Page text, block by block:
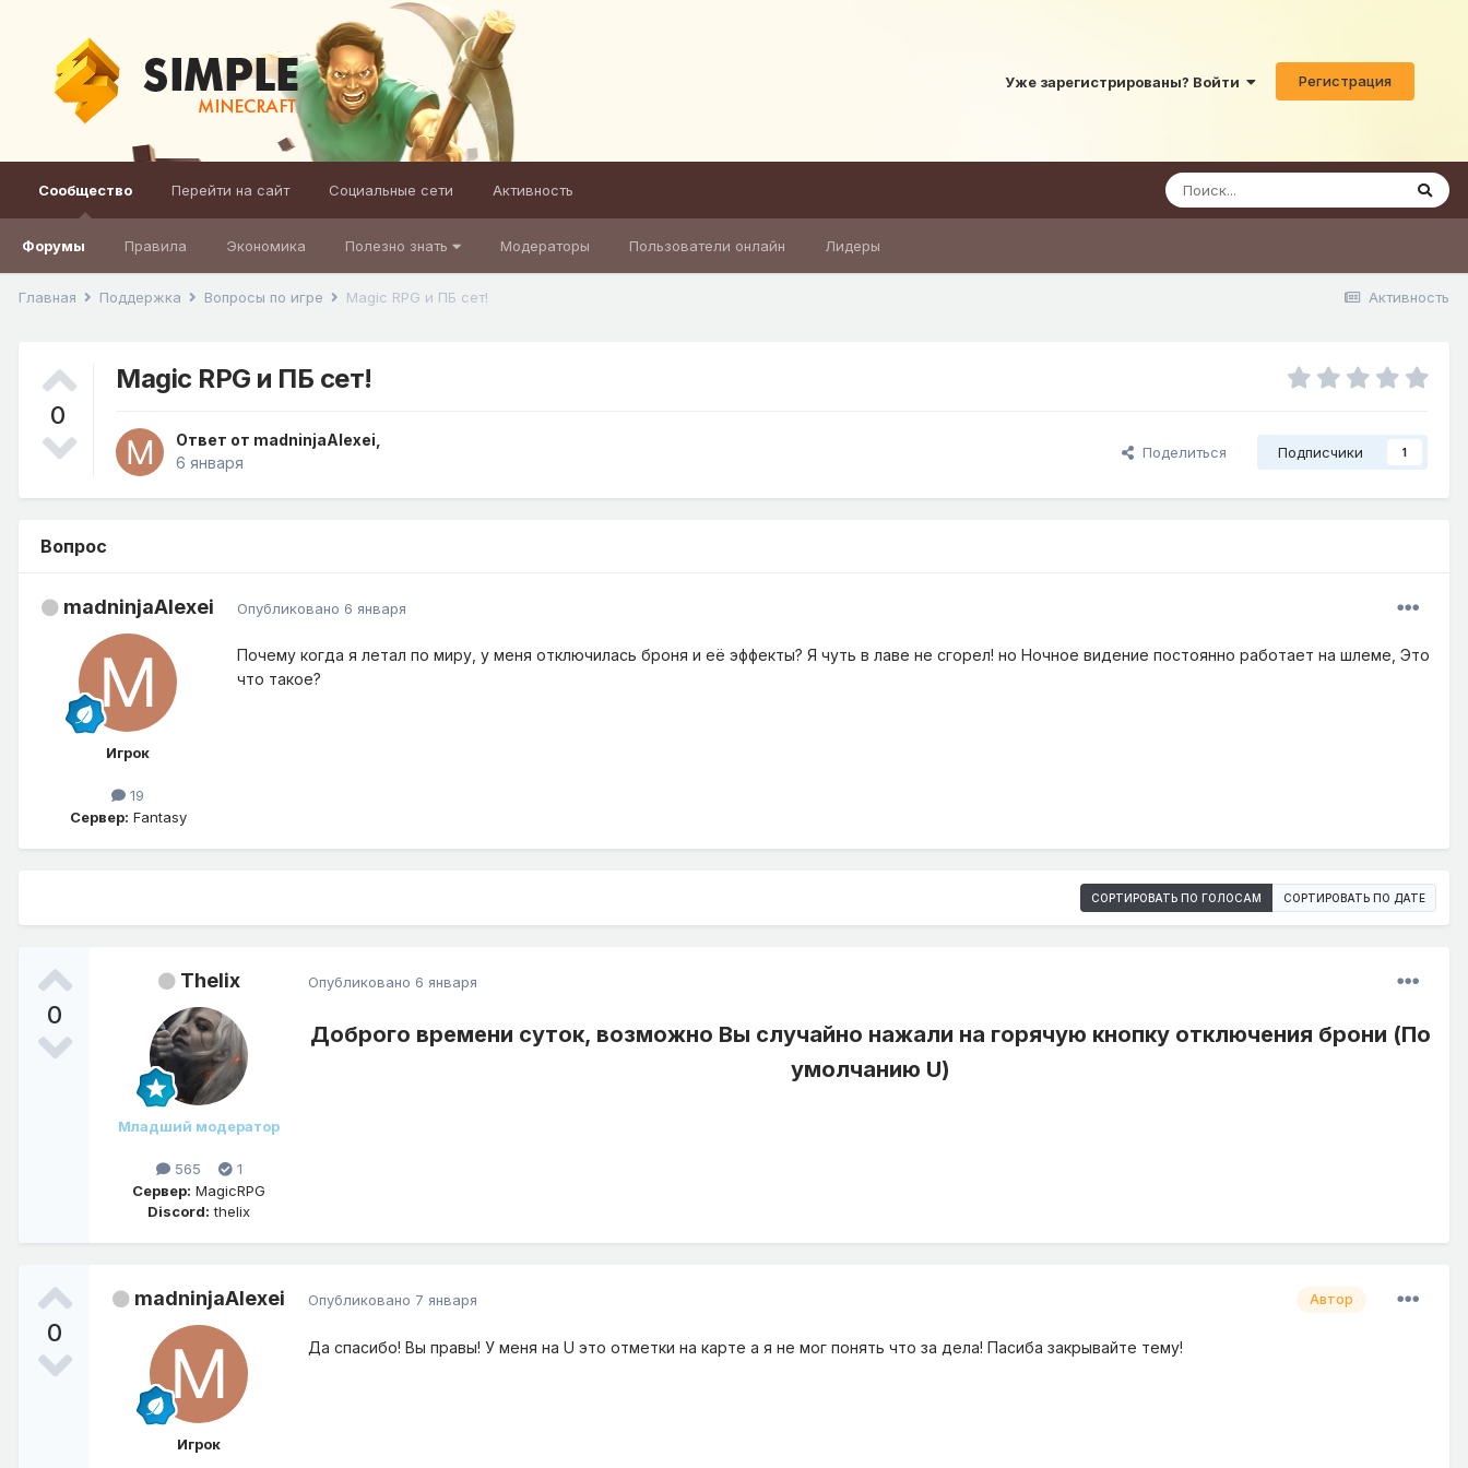
Уже зарегистрированы? Войти Регистрация
Сообщество
Форумы Правила Экономика Полезно знать Модераторы Пользователи онлайн Лидеры
Перейти на сайт Социальные сети Активность
Активность
Главная Поддержка Вопросы по игре Magic RPG и ПБ сет!
0
Magic RPG и ПБ сет!
Ответ от madninjaAlexei
6 января
Поделиться Подписчики 1
Вопрос
madninjaAlexei
Игрок
19
Сервер: Fantasy
Опубликовано 6 января
Почему когда я летал по миру, у меня отключилась броня и её эффекты? Я чуть в лаве не сгорел! но Ночное видение постоянно работает на шлеме, Это
что такое?
СОРТИРОВАТЬ ПО ГОЛОСАМ СОРТИРОВАТЬ ПО ДАТЕ
0
Thelix
Младший модератор
565
1
Сервер: MagicRPG
Discord: thelix
Опубликовано 6 января
Доброго времени суток, возможно Вы случайно нажали на горячую кнопку отключения брони (По
умолчанию U)
0
madninjaAlexei
Игрок
Автор
Опубликовано 7 января
Да спасибо! Вы правы! У меня на U это отметки на карте а я не мог понять что за дела! Пасиба закрывайте тему!